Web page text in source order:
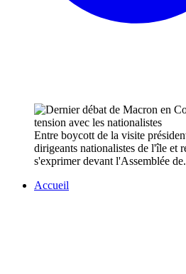
Entre boycott de la visite
dirigeants nationalistes de l'île et
s'exprimer devant l'Assemblée
Accueil